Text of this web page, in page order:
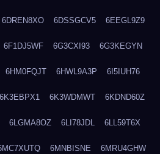
6DREN8XO 6DSSGCV5 6EEGL9Z9
6F1DJ5WF 6G3CXI93 6G3KEGYN
6HM0FQJT 6HWL9A3P 6I5IUH76
6K3EBPX1 6K3WDMWT 6KDND60Z
6LGMA8OZ 6LI78JDL 6LL59T6X
6MNBISNE 6MRU4GHW